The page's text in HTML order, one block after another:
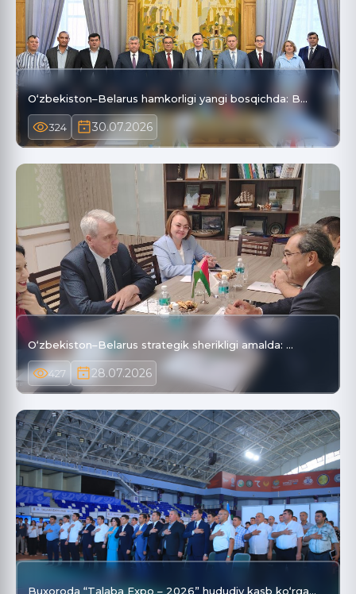
O‘zbekiston–Belarus hamkorligi yangi bosqichda: B…
324 30.07.2026
O‘zbekiston–Belarus strategik sherikligi amalda: …
427 28.07.2026
Buxoroda “Talaba Expo – 2026” hududiy kasb ko‘rga…